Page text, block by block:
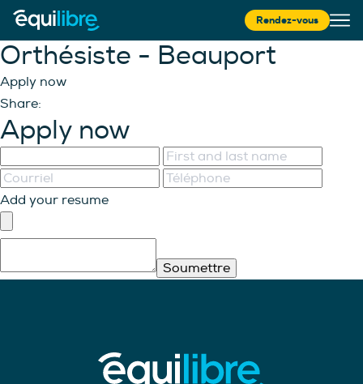
Rendez-vous
Orthésiste - Beauport
Apply now
Share:
Apply now
Add your resume
Soumettre